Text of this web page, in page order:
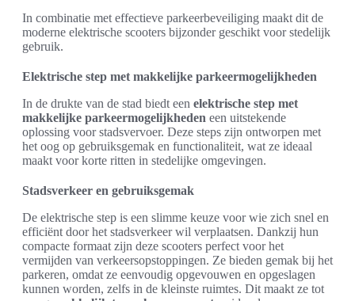
In combinatie met effectieve parkeerbeveiliging maakt dit de
moderne elektrische scooters bijzonder geschikt voor stedelijk
gebruik.
Elektrische step met makkelijke parkeermogelijkheden
In de drukte van de stad biedt een elektrische step met
makkelijke parkeermogelijkheden een uitstekende
oplossing voor stadsvervoer. Deze steps zijn ontworpen met
het oog op gebruiksgemak en functionaliteit, wat ze ideaal
maakt voor korte ritten in stedelijke omgevingen.
Stadsverkeer en gebruiksgemak
De elektrische step is een slimme keuze voor wie zich snel en
efficiënt door het stadsverkeer wil verplaatsen. Dankzij hun
compacte formaat zijn deze scooters perfect voor het
vermijden van verkeersopstoppingen. Ze bieden gemak bij het
parkeren, omdat ze eenvoudig opgevouwen en opgeslagen
kunnen worden, zelfs in de kleinste ruimtes. Dit maakt ze tot